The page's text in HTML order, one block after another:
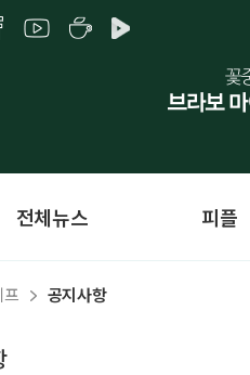
전체뉴스 피플
공지사항